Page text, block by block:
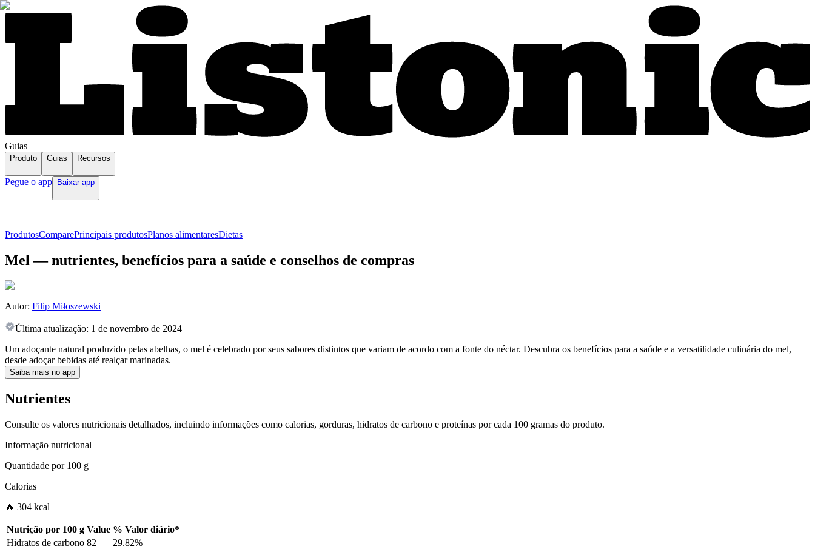
Guias
Produto Guias Recursos
Pegue o app Baixar app
ProdutosComparePrincipais produtosPlanos alimentaresDietas
Mel — nutrientes, benefícios para a saúde e conselhos de compras
Autor: Filip Miłoszewski
Última atualização: 1 de novembro de 2024
Um adoçante natural produzido pelas abelhas, o mel é celebrado por seus sabores distintos que variam de acordo com a fonte do néctar. Descubra os benefícios para a saúde e a versatilidade culinária do mel,
desde adoçar bebidas até realçar marinadas.
Saiba mais no app
Nutrientes
Consulte os valores nutricionais detalhados, incluindo informações como calorias, gorduras, hidratos de carbono e proteínas por cada 100 gramas do produto.
Informação nutricional
Quantidade por100 g
Calorias
🔥 304 kcal
Nutrição por 100 g Value % Valor diário*
Hidratos de carbono 82
29.82%